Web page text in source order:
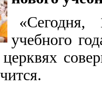
учебного